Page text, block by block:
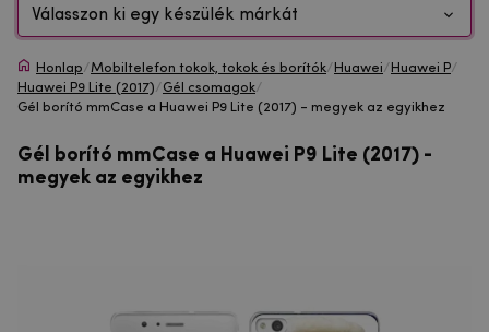
Válasszon ki egy készülék márkát
Honlap/Mobiltelefon tokok, tokok és borítók/ Huawei/ Huawei P/
Huawei P9 Lite (2017)/Gél csomagok/
Gél borító mmCase a Huawei P9 Lite (2017) - megyek az egyikhez
Gél borító mmCase a Huawei P9 Lite (2017) -
megyek az egyikhez